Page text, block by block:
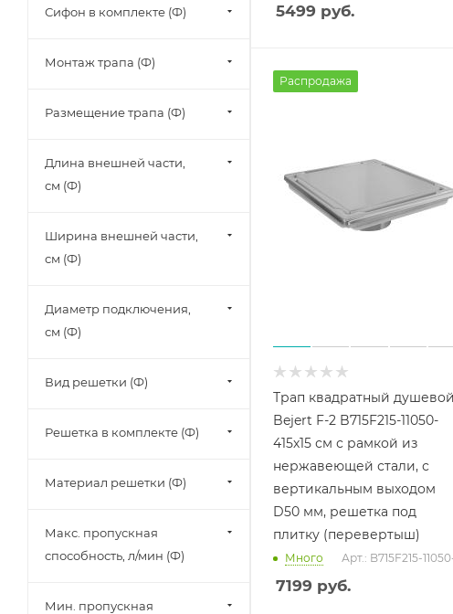
5499 руб.
Распродажа
Трап квадратный душевой
Bejert F-2 B715F215-11050-
415х15 см с рамкой из
нержавеющей стали, с
вертикальным выходом
D50 мм, решетка под
плитку (перевертыш)
Много Арт.: B715F215-
7199 руб.
Сифон в комплекте (Ф)
Монтаж трапа (Ф)
Размещение трапа (Ф)
Длина внешней части,
см (Ф)
Ширина внешней части,
см (Ф)
Диаметр подключения,
см (Ф)
Вид решетки (Ф)
Решетка в комплекте (Ф)
Материал решетки (Ф)
Макс. пропускная
способность, л/мин (Ф)
Мин. пропускная